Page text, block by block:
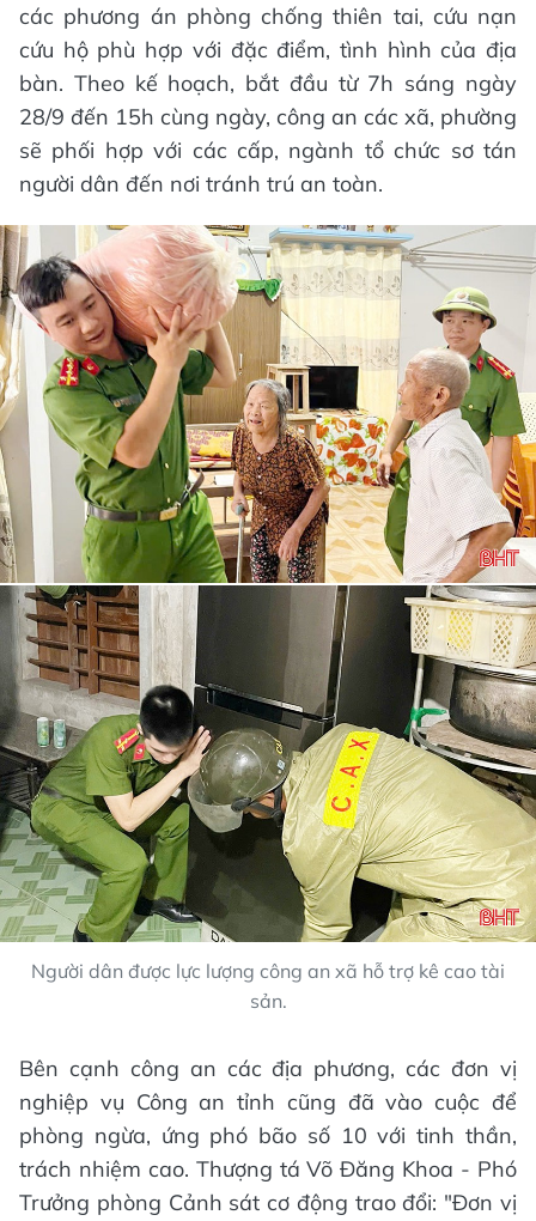
các phương án phòng chống thiên tai, cứu nạn
cứu hộ phù hợp với đặc điểm, tình hình của địa
bàn. Theo kế hoạch, bắt đầu từ 7h sáng ngày
28/9 đến 15h cùng ngày, công an các xã, phường
sẽ phối hợp với các cấp, ngành tổ chức sơ tán
người dân đến nơi tránh trú an toàn.
Người dân được lực lượng công an xã hỗ trợ kê cao tài
sản.
Bên cạnh công an các địa phương, các đơn vị
nghiệp vụ Công an tỉnh cũng đã vào cuộc để
phòng ngừa, ứng phó bão số 10 với tinh thần,
trách nhiệm cao. Thượng tá Võ Đăng Khoa - Phó
Trưởng phòng Cảnh sát cơ động trao đổi: "Đơn vị